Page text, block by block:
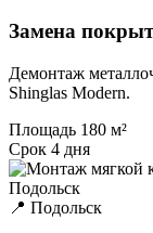
Замена
Демонтаж
Shinglas Modern.
Площадь 180 м²
Срок 4 дня
📍 Подольск